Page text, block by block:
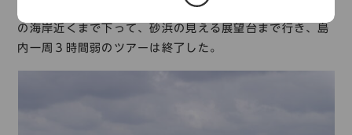
いが、やはり強風の中、灯台へ向かう。その後、車で北側
の海岸近くまで下って、砂浜の見える展望台まで行き、島
内一周３時間弱のツアーは終了した。